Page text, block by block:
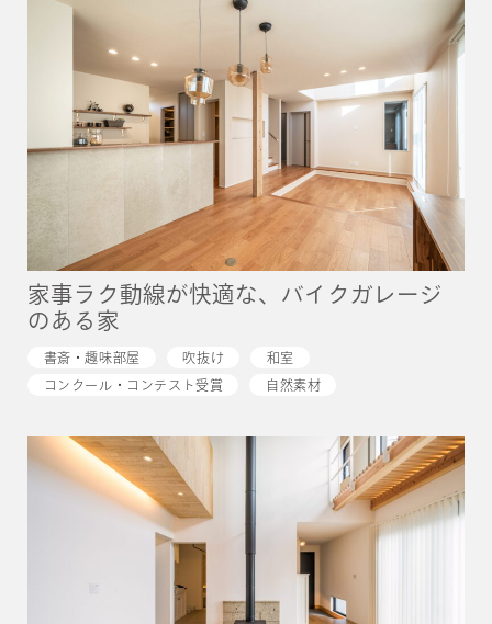
家事ラク動線が快適な、バイクガレージ
のある家
書斎・趣味部屋 吹抜け 和室
コンクール・コンテスト受賞 自然素材